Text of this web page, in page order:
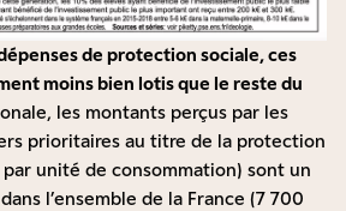
de protection sociale, ces
moins bien lotis que le reste du
les montants perçus par les
prioritaires au titre de la protection
unité de consommation) sont un
l’ensemble de la France (7 700